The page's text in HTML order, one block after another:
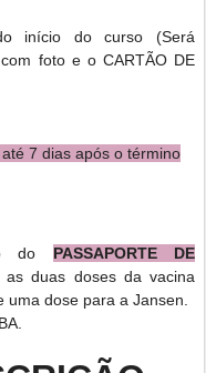
início do curso (Será
foto e o CARTÃO DE
7 dias após o término
do PASSAPORTE DE
duas doses da vacina
uma dose para a Jansen.